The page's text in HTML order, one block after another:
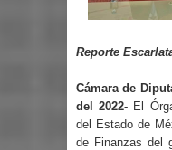
Reporte
Cámara de
del 2022- El
del Estado de
de Finanzas del